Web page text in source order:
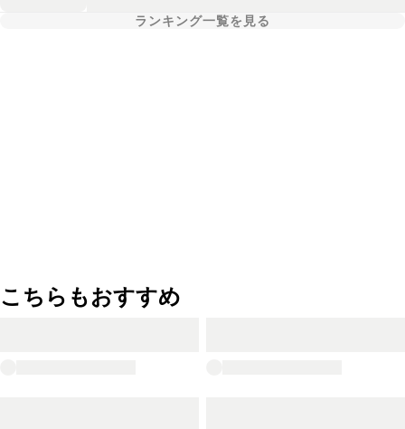
ランキング一覧を見る
こちらもおすすめ